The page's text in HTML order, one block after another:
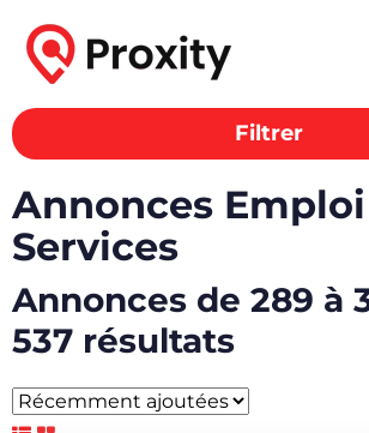
Filtrer
Annonces
Services
Annonces de 289 à
537 résultats